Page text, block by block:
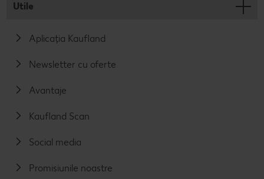
Utile
Aplicația Kaufland
Newsletter cu oferte
Avantaje
Kaufland Scan
Social media
Promisiunile noastre